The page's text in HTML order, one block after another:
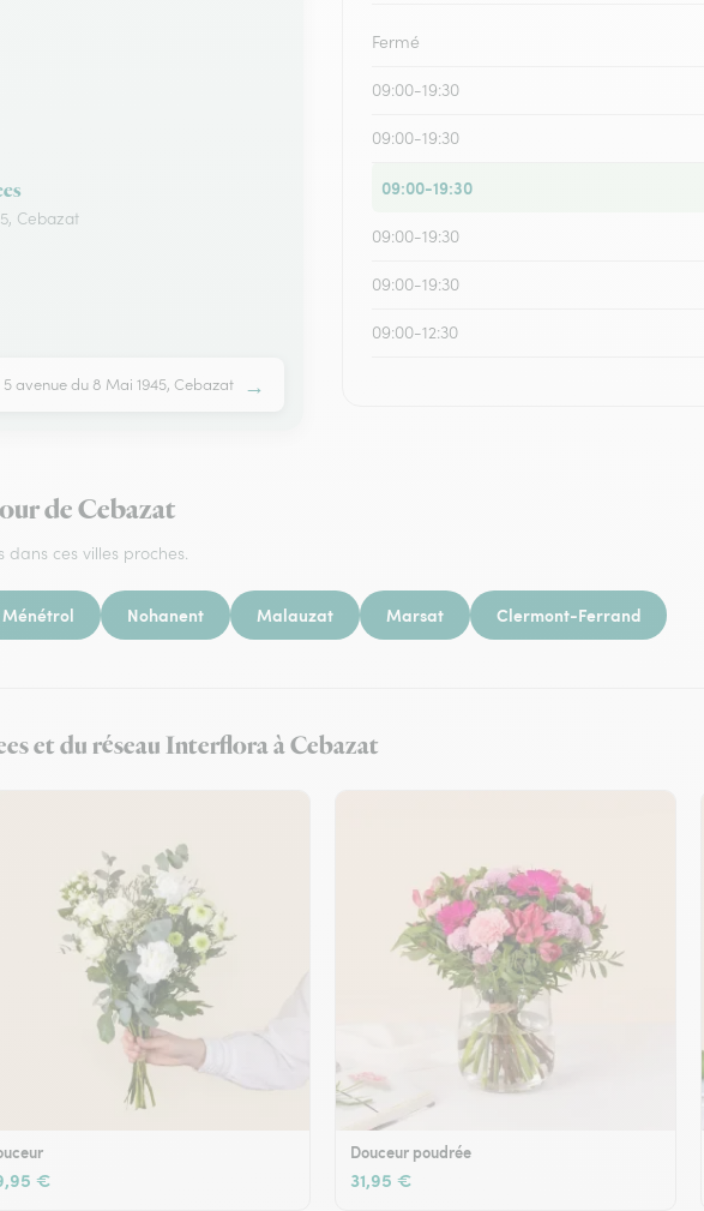
Cebazat
5 avenue du 8 Mai 1945, Cebazat →
Fermé
09:00-19:30
09:00-19:30
09:00-19:30
09:00-19:30
09:00-19:30
09:00-12:30
de Cebazat
ces villes proches.
Ménétrol Nohanent Malauzat Marsat Clermont-Ferrand
et du réseau Interflora à Cebazat
€
Douceur poudrée
31,95 €